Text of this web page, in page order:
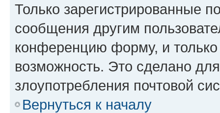
Только зарегистрированные
сообщения другим
конференцию форму, и
возможность. Это сделано
злоупотребления почтовой
Вернуться к началу